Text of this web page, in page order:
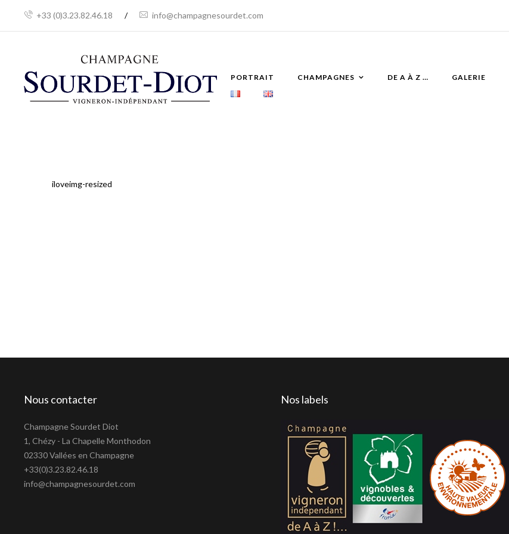
+33 (0)3.23.82.46.18 / info@champagnesourdet.com
PORTRAIT CHAMPAGNES DE A À Z … GALERIE
iloveimg-resized
Nous contacter
Champagne Sourdet Diot
1, Chézy - La Chapelle Monthodon
02330 Vallées en Champagne
+33(0)3.23.82.46.18
info@champagnesourdet.com
Nos labels